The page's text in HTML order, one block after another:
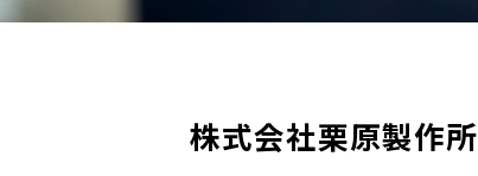
株式会社栗原製作所